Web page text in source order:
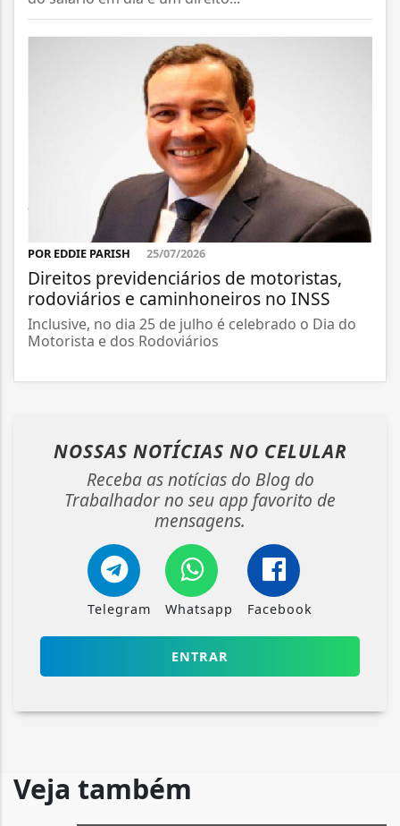
POR EDDIE PARISH 25/07/2026
Direitos previdenciários de motoristas,
rodoviários e caminhoneiros no INSS
Inclusive, no dia 25 de julho é celebrado o Dia do
Motorista e dos Rodoviários
NOSSAS NOTÍCIAS NO CELULAR
Receba as notícias do Blog do
Trabalhador no seu app favorito de
mensagens.
Telegram Whatsapp Facebook
ENTRAR
Veja também